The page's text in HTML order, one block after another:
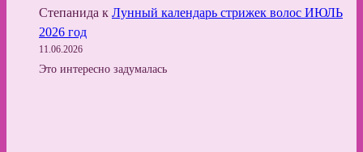
Степанида к Лунный календарь стрижек волос ИЮЛЬ
2026 год
11.06.2026
Это интересно задумалась